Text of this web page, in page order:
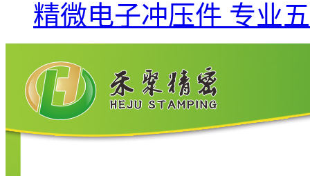
精微电子冲压件 专业